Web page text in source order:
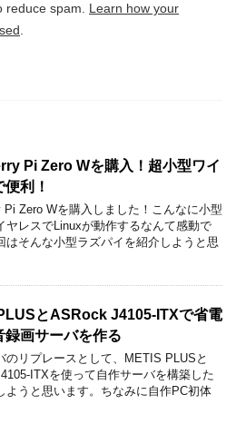
reduce spam. Learn how your
Pi Zero Wを購入！超小型ワイ
利！
Pi Zero Wを購入しました！こんなに小型
ヤレスでLinuxが動作するなんて感動で
はそんな小型ラズパイを紹介しようと思
とASRock J4105-ITXで省電
録画サーバを作る
のリプレースとして、METIS PLUSと
ITXを使って自作サーバを構築した
ようと思います。ちなみに自作PC初体